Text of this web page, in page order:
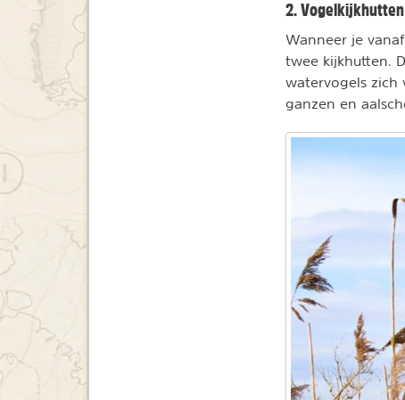
2. Vogelkijkhutten
Wanneer je
twee kijkhutten.
watervogels zich
ganzen en